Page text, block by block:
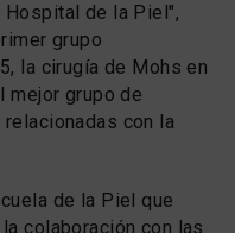
de la Piel",
grupo
la cirugía de Mohs en
mejor grupo de
con la
de la Piel que
colaboración con las